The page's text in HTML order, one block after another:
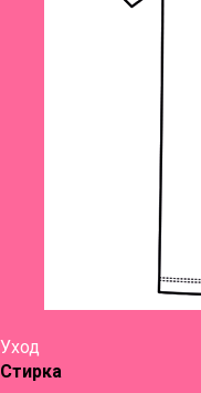
Уход
Стирка